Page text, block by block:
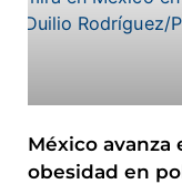
México
obesidad en